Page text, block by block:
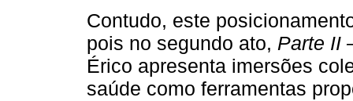
Contudo, este
pois no segundo ato, Parte II
Érico apresenta imersões
saúde como ferramentas